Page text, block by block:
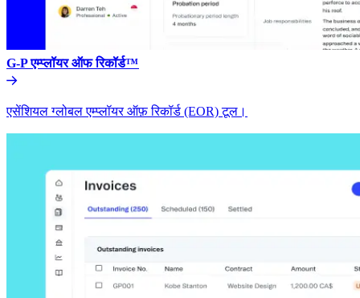
G-P एम्प्लॉयर ऑफ रिकॉर्ड™​​
एसेंशियल ग्लोबल एम्प्लॉयर ऑफ़ रिकॉर्ड (EOR) टूल।​​